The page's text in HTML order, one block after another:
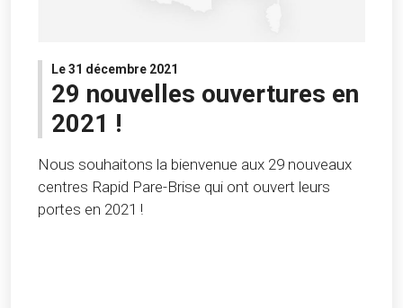
Le 31 décembre 2021
29 nouvelles ouvertures en
2021 !
Nous souhaitons la bienvenue aux 29 nouveaux
centres Rapid Pare-Brise qui ont ouvert leurs
portes en 2021 !